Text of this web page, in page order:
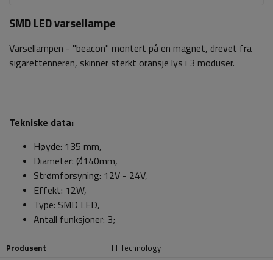
SMD LED varsellampe
Varsellampen - "beacon" montert på en magnet, drevet fra
sigarettenneren, skinner sterkt oransje lys i 3 moduser.
Tekniske data:
Høyde: 135 mm,
Diameter: Ø140mm,
Strømforsyning: 12V - 24V,
Effekt: 12W,
Type: SMD LED,
Antall funksjoner: 3;
Produsent
TT Technology